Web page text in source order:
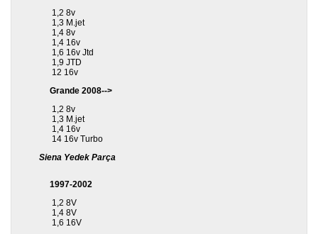
1,2 8v
1,3 M.jet
1,4 8v
1,4 16v
1,6 16v Jtd
1,9 JTD
12 16v
Grande 2008-->
1,2 8v
1,3 M.jet
1,4 16v
14 16v Turbo
Siena Yedek Parça
1997-2002
1,2 8V
1,4 8V
1,6 16V